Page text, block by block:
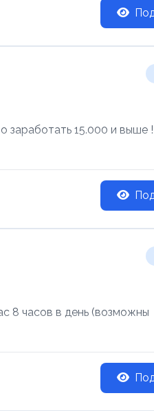
заработать 15.000 и выше
8 часов в день (возможны